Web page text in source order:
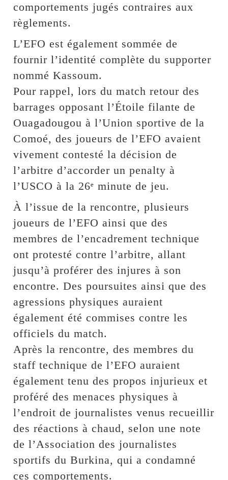
comportements jugés contraires aux
règlements.
L’EFO est également sommée de
fournir l’identité complète du supporter
nommé Kassoum.
Pour rappel, lors du match retour des
barrages opposant l’Étoile filante de
Ouagadougou à l’Union sportive de la
Comoé, des joueurs de l’EFO avaient
vivement contesté la décision de
l’arbitre d’accorder un penalty à
l’USCO à la 26ᵉ minute de jeu.
À l’issue de la rencontre, plusieurs
joueurs de l’EFO ainsi que des
membres de l’encadrement technique
ont protesté contre l’arbitre, allant
jusqu’à proférer des injures à son
encontre. Des poursuites ainsi que des
agressions physiques auraient
également été commises contre les
officiels du match.
Après la rencontre, des membres du
staff technique de l’EFO auraient
également tenu des propos injurieux et
proféré des menaces physiques à
l’endroit de journalistes venus recueillir
des réactions à chaud, selon une note
de l’Association des journalistes
sportifs du Burkina, qui a condamné
ces comportements.